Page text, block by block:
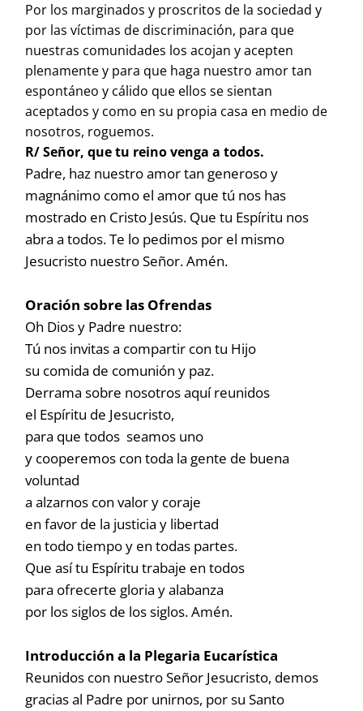
Por los marginados y proscritos de la sociedad y
por las víctimas de discriminación, para que
nuestras comunidades los acojan y acepten
plenamente y para que haga nuestro amor tan
espontáneo y cálido que ellos se sientan
aceptados y como en su propia casa en medio de
nosotros, roguemos.
R/ Señor, que tu reino venga a todos.
Padre, haz nuestro amor tan generoso y
magnánimo como el amor que tú nos has
mostrado en Cristo Jesús. Que tu Espíritu nos
abra a todos. Te lo pedimos por el mismo
Jesucristo nuestro Señor. Amén.
Oración sobre las Ofrendas
Oh Dios y Padre nuestro:
Tú nos invitas a compartir con tu Hijo
su comida de comunión y paz.
Derrama sobre nosotros aquí reunidos
el Espíritu de Jesucristo,
para que todos seamos uno
y cooperemos con toda la gente de buena
voluntad
a alzarnos con valor y coraje
en favor de la justicia y libertad
en todo tiempo y en todas partes.
Que así tu Espíritu trabaje en todos
para ofrecerte gloria y alabanza
por los siglos de los siglos. Amén.
Introducción a la Plegaria Eucarística
Reunidos con nuestro Señor Jesucristo, demos
gracias al Padre por unirnos, por su Santo